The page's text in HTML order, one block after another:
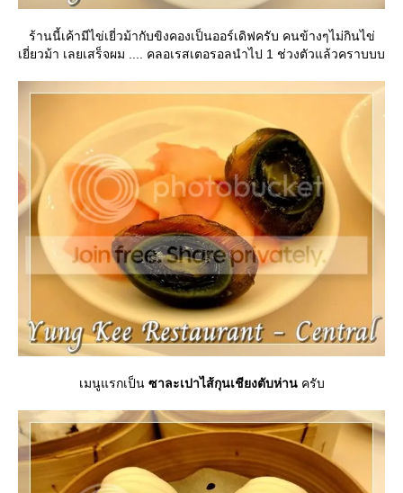
ร้านนี้เค้ามีไข่เยี่วม้ากับขิงคองเป็นออร์เดิฟครับ คนข้างๆไม่กินไข่
เยี่ยวม้า เลยเสร็จผม .... คลอเรสเตอรอลนำไป 1 ช่วงตัวแล้วคราบบบ
เมนูแรกเป็น ซาละเปาไส้กุนเชียงตับห่านครับ